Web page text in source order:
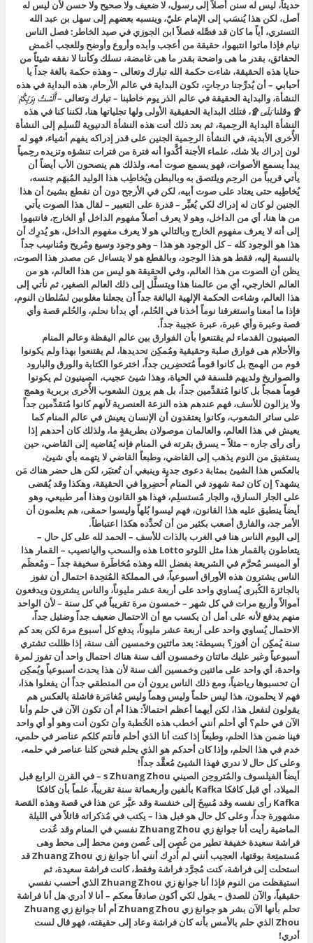
حديثاً، ليس له سنن أصلاً إلى رسول، لا ضعيف ولا صحيح ولا حسن لأن ليس له
أصل، لكن هذا يُنسَب إلى الإمام عليّ، وينسبه بعضهم إلى سهل بن عبد الله
التستري، أياً ما كان قد فصَّله فصلاً ابن الجوزي في صيد الخاطر: فصل الناس
نيام فإذا ماتوا انتبهوا، حقيقة من أعجب وأبده وأروع وأوضح وللعجب أغمض
الحقائق، بقدر ما هى واضحة بقدر ما هى غامضة، نسلك وكأننا لا نفقه شيئاً من
حنايا هذه الحقيقة، شاءت حكمة الله تبارك وتعالى – وهذه حكمة بالغة جداً يا
أحبابي – أن يُدرِّجنا درجاتٍ، تكون البداية في عالم الأرحام، هذه البداية في هذه
النشأة، والبداية الحقيقة في عالم الذر يوم خاطبنا – تبارك وتعالى –أَلَسْتُ بِرَبِّكُمْ
۩ وقلنابَلَى ۩، فتلك البداية الحقيقية الأولى ولها تجلياتها هنا، لكننا كنا في هذه
النشأة البداية الرحِمية، ثم بعد ذلك أتت هذه النشأة الدنيوية لتُسلِم إلى النشأة
الأُخرى الأبدية، في النشأة الرحِمية الجنين على قدر إدراكه يفهم أشياء، فهو له
لون إدراك بلا شك، علماء الأجنة أكَّدوا أنه فترة من فترات تنشؤه وتزيده رحِمياً
يبدأ يسمع الأصوات، فهو يسمع صوت أمه، ولذلك هم ينصحون الأب أيضاً أن
يأتي قريباً من الرحِم ويلتصق به وبالبطن ويُخاطِب هذا الوليد المُبهَم جنسه،
يُخاطِبه حتى يعتاد على صوت أبيه، لكن في الأرجح دون أن نقطع بشيئ أن هذا
الجنين لو كان له إدراك لكي يُعبِّر – قدرة على التعبير – لقال هذا الصوت يأتي
من ها هنا، أي من الداخل، وهو لا يعرف أصلاً مفهوم الداخل أو الخارج، فانتبهوا
إلى أنه لا يعرف مفهوم الخارج وبالتالي هو لا يعرف مفهوم الداخل، هو يُدرِك أن
هذا هو الوجود كله – كل الوجود هو هذا – وهو وجود وسيع ومُريح ومُناسِب جداً
بالنسبة إليه، فقط هو هذا الوجود، وبالقطع هو لا يتساءل عن مصدر هذا الصوت،
يظن أن الصوت من هذا العالم، وفي الحقيقة هو ليس من هذا العالم، هو من
العالم الخارجي، أي من عالمنا هذا ويتسلَّل إلى ذلك العالم الصغير، ثم نأتي إلى
هذا العالم، وشاءت الحكمة الإلهية البالغة جداً أن يجعلنا مغلوبين لسُلطان النوم،
فإذا ما أمعنا واستغرقنا نوماً أخذنا في الحُلم، أي بدأنا نحلم، والحُلم قصة وأي
قصة وعبرة وأي عبرة، عبرة عجيبة جداً.
الصينيون القدماء لم يقتنعوا بأن الفوارق بين عالم اليقظة وعالم المنام
والأحلام هى فوارق صلبة وحقيقية ومُمكِن تحديدها، لم يقتنعوا بهذا ولم يكونوا
قوم من الهمج بل كانوا قوماً مُتحضِرين جداً، اخترعوا الكتابة والورق والبارود
والصواريخ ولديهم فلسفة في الحياة، وهذا شيئ عجيب، الصينيون لم يكونوا
قوماً همجاً بل كانوا مُتقدِّمين جداً، بل هم يرون الشعوب الأُخرى بربرية وهمج
ولا يزالون للأسف، فهم عندهم هذه النزعة العنصرية لأنهم كانوا مُتقدِّمين جداً
على سائر الشعوب، وكانوا يعتقدون أن الإنسان يعيش في عالم المنام كما
يعيش في هذا العالم، والعالمان موصولان بطريقةٍ ما، ولذلك كان أحدهم إذا
رأى رأى جاره – مثلاً – يسرق بقرته في المنام فإنه يُقاضيه إلى القاضي، حين
يستفيق من النوم يذهب إلى القاضي، وطبعاً القاضي لا يتهمه بأي شيئ،
بالعكس هذا الشيئ بمثابة دعوى جدية وينبغي أن تُعتبَر، لكن هل حضر هناك مَن
يشهد؟ إن كان ثمة شهود في المنام أُحضِروا في الحقيقة، وهكذا وقد يُقضى
على الجار السارق، والجار مُستسلِم، فهذا هو القانون وهذا أمر طبيعي، وهو
أيضاً ينطبق عليه هذا القانون، فهم ليسوا بُلهاً وليسوا حمقى، هم يعلمون أن
الأمر جد، والفارق أصعب بكثير من أن تُحدِّده هكذا اعتباطاً.
إلى اليوم الناس هنا في الغرب بالذات للأسف – الحمد لله على كل حال –
يتعاطون بالقمار هذا مثل اللوتو Lotto هذه والسحب واليانصيب – القمار هذا
أو الميسر مُحرَّم في الشريعة بفضل الله وهذه مُخاطَرة سخيفة جداً – ومُعظَم
الناس يشترون هذه الأوراق أسبوعياً، في المملكة المُتحِدة احتمال أن تفوز
بالجائزة الكُبرى يُساوي واحد على أربعة عشر مليوناً، والناس يشترون ويدفعون
أموالاً وأربع مرات في كل شهر – خمسون مرة تقريباً في كل سنة – لأن الواحد
منهم يدفع لأنه على أمل أن يكسب مع أن الاحتمال ضعيف جداً وضئيل جداً،
الاحتمال يُساوي واحد على أربعة عشر مليوناً، يدفع كل أسبوع مرة لكن بعد كم
سنة يُمكِن أن أفوز؟ بسيطة: بعد مائتين وخمسين ألف سنة، إذا ظللت تشتري
أسبوعياً وغبر عليك مائتان وخمسون ألف سنة هناك احتمال واحد أن تفوز لمرة
واحدة، أي واحد على مائتين وخمسين ألف سنة لأن هذا يحدث أسبوعياً ويُمكِن
أن تحسبوها رياضياً، ومع ذلك الناس يرون أن من المنطقي جداً أن يفعلوا هذا،
فهم لا يحلمون، هذا ليس حلماً وليس وهماً وليس مُغامَرة فاشلة بالعكس هم
يقولون لنفعل هذا، لكن أيهما أعظم احتمالاً: هذا أم أن تكون الآن في حلم وأنا
الآن في حلم؟ أي أحلم أنني أخطب هذه الخُطبة وأن تكون أنت وهو أو أي واحد
فينا ضمن هذا الحلم، وطبعاً إذا كنت أنا الذي أحلم فأنتم كلكم عناصر في حلمي،
خدم في هذا الحلم، وإذا كان أحدكم هو الذي يحلم فنحن كلنا عناصر في حلمه،
وعلى كل حال لا ندري فهذا الشيئ مُعقَّد جداً!
أيضاً الفيلسوف والمُتروحِن الصيني s Zhuang Zhou – في القرن الرابع قبل
الميلاد، أي قبل كافكا Kafka بألفين وأربعمائة سنة تقريباً، علماً بأن كافكا
Kafka رأى نفسه وقد مُسِخَ إلى خنفسة وقد عبَّر عن هذا في قصة وهذه القصة
مشهورة جداً، وعلى كل حال هو قبل هذا – يكتب في مُذكراته قائلاً في الليلة
الماضية رأيت أنا جوانغ زي Zhuang Zhou نفسي في المنام وقد عُدت
فراشة سعيدة خفيفة تطير من غُصن إلى غُصن ومن محط إلى محط وهى
مُستمتِعة بوقتها، العجيب أنني لم أُدرِك أنني أنا جوانغ زي Zhuang Zhou قد
استحلت إلى فراشة، كنت مُجرَّد فراشة وفقط، كانت فراشة سعيدة، ثم
استيقظت من النوم فإذا أنا جوانغ زي Zhuang Zhou الذي أحسب نفسي
حقيقياً، والآن للصدق – يقول لكي أكون صادقاً معكم – أنا لا أدري هل أنا فراشة
تحلم بأنها الآن بشر هو جوانغ زي Zhuang Zhou أم أنا جوانغ زي Zhuang
Zhou الذي حلم بالأمس بأنه كان فراشة وعاد إلى حقيقته، فهو قال لست
أدري!